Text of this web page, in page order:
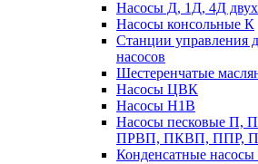
Насосы Д, 1Д, 4Д
Насосы консольные К
Станции управления
насосов
Шестеренчатые
Насосы ЦВК
Насосы Н1В
Насосы песковые П,
ПРВП, ПКВП, ППР,
Конденсатные